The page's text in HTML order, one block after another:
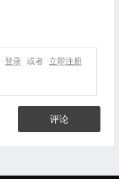
登录 或者 立即注册
评论